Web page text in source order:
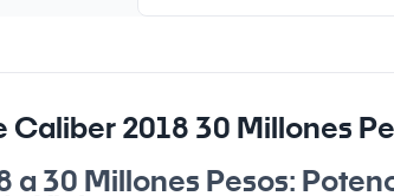
2018 30 Millones
a 30 Millones Pesos: